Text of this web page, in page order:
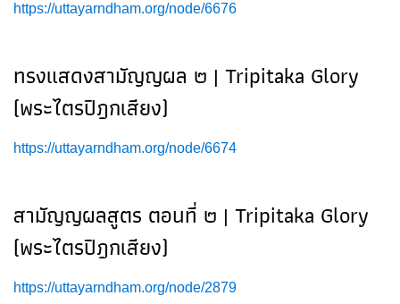
https://uttayarndham.org/node/6676
ทรงแสดงสามัญญผล ๒ | Tripitaka Glory
(พระไตรปิฎกเสียง)
https://uttayarndham.org/node/6674
สามัญญผลสูตร ตอนที่ ๒ | Tripitaka Glory
(พระไตรปิฎกเสียง)
https://uttayarndham.org/node/2879